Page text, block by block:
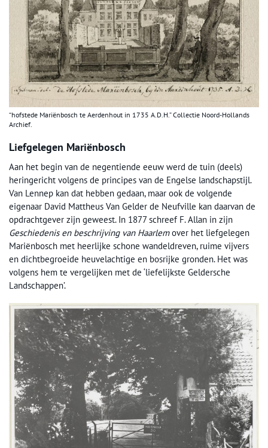
“hofstede Mariënbosch te Aerdenhout in 1735 A.D.H.” Collectie Noord-Hollands
Archief.
Liefgelegen Mariënbosch
Aan het begin van de negentiende eeuw werd de tuin (deels)
heringericht volgens de principes van de Engelse landschapstijl.
Van Lennep kan dat hebben gedaan, maar ook de volgende
eigenaar David Mattheus Van Gelder de Neufville kan daarvan de
opdrachtgever zijn geweest. In 1877 schreef F. Allan in zijn
Geschiedenis en beschrijving van Haarlemover het liefgelegen
Mariënbosch met heerlijke schone wandeldreven, ruime vijvers
en dichtbegroeide heuvelachtige en bosrijke gronden. Het was
volgens hem te vergelijken met de ‘liefelijkste Geldersche
Landschappen’.